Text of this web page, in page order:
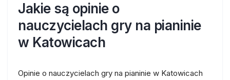
Jakie są opinie o
nauczycielach gry na pianinie
w Katowicach
Opinie o nauczycielach gry na pianinie w Katowicach